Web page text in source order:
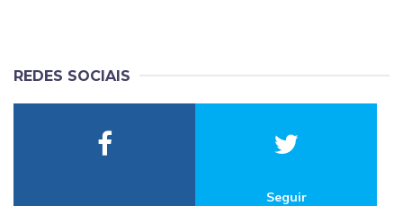
REDES SOCIAIS
Seguir